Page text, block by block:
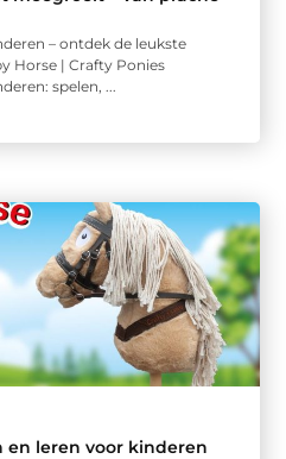
– ontdek de leukste
Horse | Crafty Ponies
spelen, ...
en leren voor kinderen